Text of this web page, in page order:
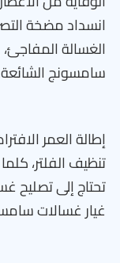
انسداد مضخة
الغسالة
سامسونج
إطالة العمر
تنظيف الفلتر،
تحتاج إلى تصليح
غيار غسالات